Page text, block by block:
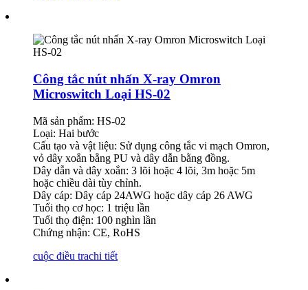
Công tắc nút nhấn X-ray Omron
Microswitch Loại HS-02
Mã sản phẩm: HS-02
Loại: Hai bước
Cấu tạo và vật liệu: Sử dụng công tắc vi mạch Omron,
vỏ dây xoắn bằng PU và dây dẫn bằng đồng.
Dây dẫn và dây xoắn: 3 lõi hoặc 4 lõi, 3m hoặc 5m
hoặc chiều dài tùy chỉnh.
Dây cáp: Dây cáp 24AWG hoặc dây cáp 26 AWG
Tuổi thọ cơ học: 1 triệu lần
Tuổi thọ điện: 100 nghìn lần
Chứng nhận: CE, RoHS
cuộc điều trachi tiết